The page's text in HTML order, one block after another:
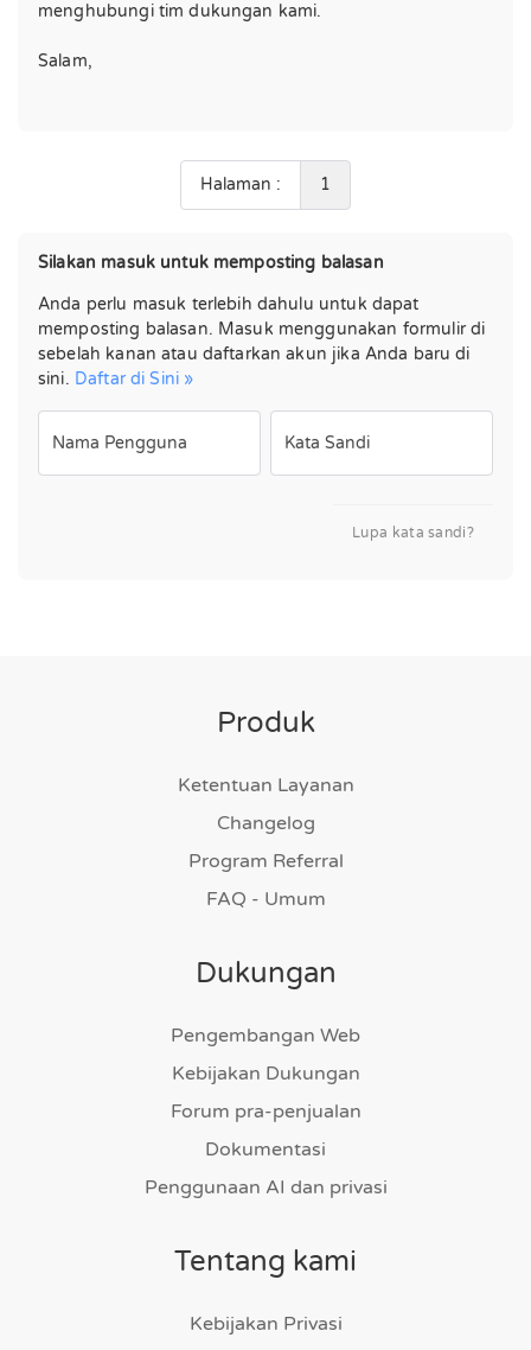
menghubungi tim dukungan kami.
Salam,
Halaman : 1
Silakan masuk untuk memposting balasan
Anda perlu masuk terlebih dahulu untuk dapat
memposting balasan. Masuk menggunakan formulir di
sebelah kanan atau daftarkan akun jika Anda baru di
sini. Daftar di Sini »
Nama Pengguna Kata Sandi
Lupa kata sandi?
Produk
Ketentuan Layanan
Changelog
Program Referral
FAQ - Umum
Dukungan
Pengembangan Web
Kebijakan Dukungan
Forum pra-penjualan
Dokumentasi
Penggunaan AI dan privasi
Tentang kami
Kebijakan Privasi